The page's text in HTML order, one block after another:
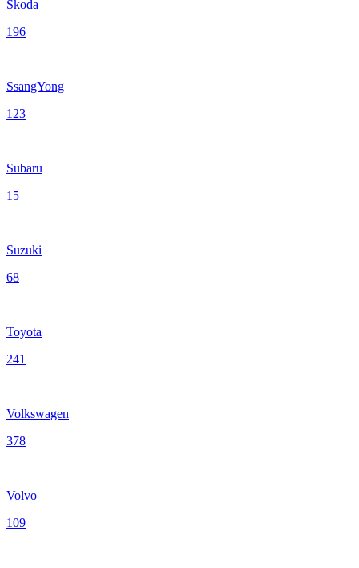
Skoda
196
SsangYong
123
Subaru
15
Suzuki
68
Toyota
241
Volkswagen
378
Volvo
109